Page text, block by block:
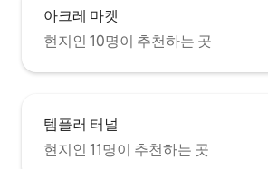
아크레 마켓
현지인 10명이 추천하는 곳
템플러 터널
현지인 11명이 추천하는 곳